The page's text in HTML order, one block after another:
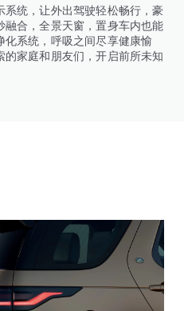
统，让外出驾驶轻松畅行，豪
合，全景天窗，置身车内也能
系统，呼吸之间尽享健康愉
家庭和朋友们，开启前所未知